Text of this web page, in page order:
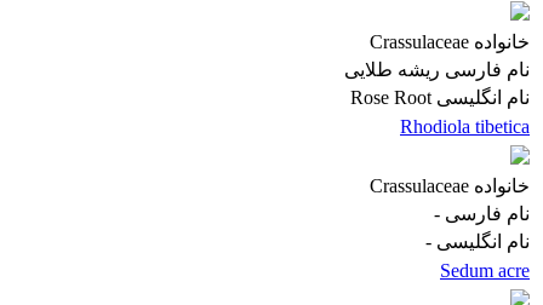
خانوادهCrassulaceae
نام فارسی ریشه طلایی
نام انگلیسی Rose Root
Rhodiola tibetica
خانوادهCrassulaceae
نام فارسی -
نام انگلیسی -
Sedum acre